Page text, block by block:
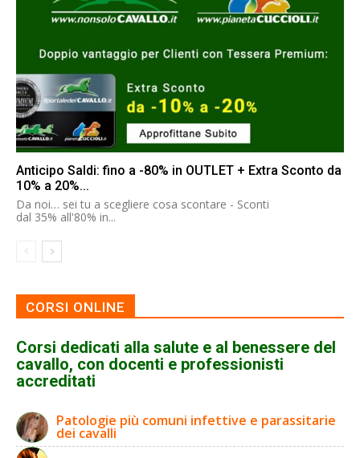
Anticipo Saldi: fino a -80% in OUTLET + Extra Sconto da
10% a 20%...
Da noi… sei tu a scegliere cosa scontare - Sconti
dal 35% all'80% in...
CORSI ONLINE
Corsi dedicati alla salute e al benessere del
cavallo, con docenti e professionisti
accreditati
Patologie più comuni infettive e parassitarie
dei cavalli